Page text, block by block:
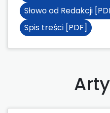
Słowo od Redakcji
Spis treści [PDF]